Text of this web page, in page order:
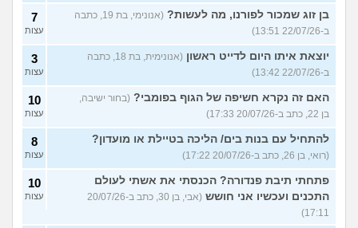
בן זוג שמכור לפורנו, מה לעשות?
(אנונימי, בת 19, כתבה
ב-22/07/26 13:51)
7
עצות
יוצאת איתו היום לדייט ראשון
(אנונימית, בת 18, כתבה
ב-22/07/26 13:42)
3
עצות
האם זה נקרא חשיפה של הגוף בפומבי? (בחור ישיבה,
בן 22, כתב ב-20/07/26 17:33)
10
עצות
להתחיל עם בנות בים/ הליכה בטיילת או מועדון?
(רואי, בן 26, כתב ב-20/07/26 17:22)
8
עצות
פתחתי תיבת פנדורה? הכנסתי את אשתי לעולם
התכנים ועכשיו אני חושש
(אבי, בן 30, כתב ב-20/07/26
17:11)
10
עצות